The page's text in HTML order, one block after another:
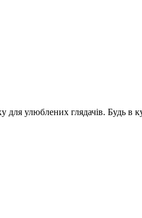
улюблених глядачів. Будь в